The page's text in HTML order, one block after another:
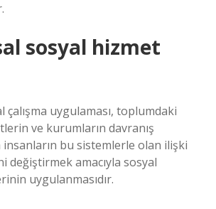
sosyal hizmet
çalışma uygulaması, toplumdaki
ve kurumların davranış
insanların bu sistemlerle olan ilişki
değiştirmek amacıyla sosyal
uygulanmasıdır.